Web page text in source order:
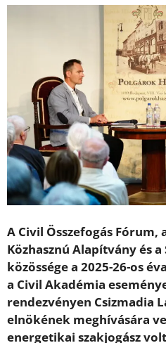
A Civil Összefogás Fórum,
Közhasznú Alapítvány és
közössége a 2025-26-os
a Civil Akadémia
rendezvényen Csizmadia
elnökének meghívására
energetikai szakjogász